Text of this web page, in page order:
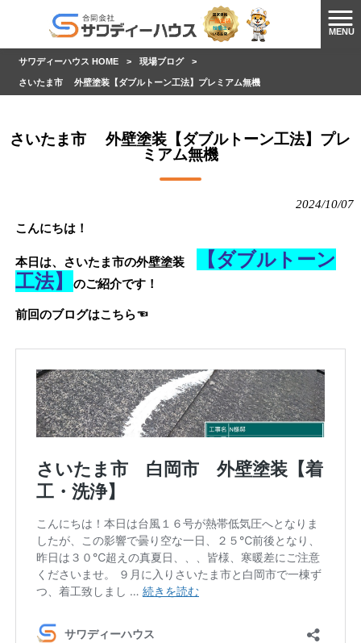
MENU
サワディーハウス HOME > 現場ブログ >
さいたま市 外壁塗装【ダブルトーン工法】プレミアム無機
さいたま市 外壁塗装【ダブルトーン工法】プレ
ミアム無機
2024/10/07
こんにちは！
本日は、さいたま市の外壁塗装
【ダブルトーン
工法】
のご紹介です！
前回のブログはこちら☜